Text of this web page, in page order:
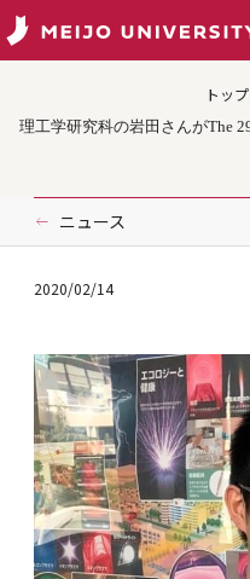
トッ
理工学研究科の岩田さんがThe
ニュース
2020/02/14